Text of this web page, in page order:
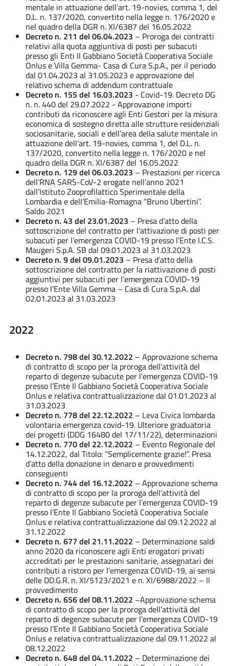
mentale in attuazione dell’art. 19-novies, comma 1, del
D.L. n. 137/2020, convertito nella legge n. 176/2020 e
nel quadro della DGR n. XI/6387 del 16.05.2022
Decreto n. 211 del 06.04.2023 – Proroga dei contratti
relativi alla quota aggiuntiva di posti per subacuti
presso gli Enti Il Gabbiano Società Cooperativa Sociale
Onlus e Villa Gemma- Casa di Cura S.p.A., per il periodo
dal 01.04.2023 al 31.05.2023 e approvazione del
relativo schema di addendum contrattuale
Decreto n. 155 del 16.03.2023 - Covid-19. Decreto DG
n. n. 440 del 29.07.2022 - Approvazione importi
contributi da riconoscere agli Enti Gestori per la misura
economica di sostegno diretta alle strutture residenziali
sociosanitarie, sociali e dell’area della salute mentale in
attuazione dell’art. 19-novies, comma 1, del D.L. n.
137/2020, convertito nella legge n. 176/2020 e nel
quadro della DGR n. XI/6387 del 16.05.2022
Decreto n. 129 del 06.03.2023 – Prestazioni per ricerca
dell’RNA SARS-CoV-2 erogate nell’anno 2021
dall’Istituto Zooprofilattico Sperimentale della
Lombardia e dell’Emilia-Romagna “Bruno Ubertini”.
Saldo 2021
Decreto n. 43 del 23.01.2023 – Presa d’atto della
sottoscrizione del contratto per l’attivazione di posti per
subacuti per l’emergenza COVID-19 presso l’Ente I.C.S.
Maugeri S.p.A. SB dal 09.01.2023 al 31.03.2023
Decreto n. 9 del 09.01.2023 – Presa d’atto della
sottoscrizione del contratto per la riattivazione di posti
aggiuntivi per subacuti per l’emergenza COVID-19
presso l’Ente Villa Gemma – Casa di Cura S.p.A. dal
02.01.2023 al 31.03.2023
2022
Decreto n. 798 del 30.12.2022 – Approvazione schema
di contratto di scopo per la proroga dell’attività del
reparto di degenze subacute per l’emergenza COVID-19
presso l’Ente Il Gabbiano Società Cooperativa Sociale
Onlus e relativa contrattualizzazione dal 01.01.2023 al
31.03.2023
Decreto n. 778 del 22.12.2022 – Leva Civica lombarda
volontaria emergenza covid-19. Ulteriore graduatoria
dei progetti (DDG 16480 del 17/11/22), determinazioni
Decreto n. 770 del 22.12.2022 – Evento Regionale del
14.12.2022, dal Titolo: “Semplicemente grazie!”. Presa
d’atto della donazione in denaro e provvedimenti
conseguenti
Decreto n. 744 del 16.12.2022 – Approvazione schema
di contratto di scopo per la proroga dell’attività del
reparto di degenze subacute per l’emergenza COVID-19
presso l’Ente Il Gabbiano Società Cooperativa Sociale
Onlus e relativa contrattualizzazione dal 09.12.2022 al
31.12.2022
Decreto n. 677 del 21.11.2022 – Determinazione saldi
anno 2020 da riconoscere agli Enti erogatori privati
accreditati per le prestazioni sanitarie, assegnatari dei
contributi a ristoro per l’emergenza COVID-19, ai sensi
delle DD.G.R. n. XI/5123/2021 e n. XI/6988/2022 – II
provvedimento
Decreto n. 656 del 08.11.2022 –Approvazione schema
di contratto di scopo per la proroga dell’attività del
reparto di degenze subacute per l’emergenza COVID-19
presso l’Ente Il Gabbiano Società Cooperativa Sociale
Onlus e relativa contrattualizzazione dal 09.11.2022 al
08.12.2022
Decreto n. 648 del 04.11.2022 – Determinazione dei